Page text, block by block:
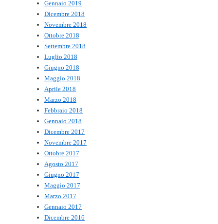
Gennaio 2019
Dicembre 2018
Novembre 2018
Ottobre 2018
Settembre 2018
Luglio 2018
Giugno 2018
Maggio 2018
Aprile 2018
Marzo 2018
Febbraio 2018
Gennaio 2018
Dicembre 2017
Novembre 2017
Ottobre 2017
Agosto 2017
Giugno 2017
Maggio 2017
Marzo 2017
Gennaio 2017
Dicembre 2016